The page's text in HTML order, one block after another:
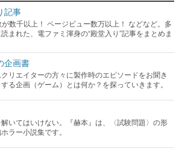
記事
数千以上！ ページビュー数万以上！ などなど。多
まれた、電ファミ渾身の“殿堂入り”記事をまとめま
企画書
リエイターの方々に製作時のエピソードをお聞き
る企画（ゲーム）とは何か？を探っていきます。
解いてはいけない。『赫本』は、〈試験問題〉の形
ラー小説集です。